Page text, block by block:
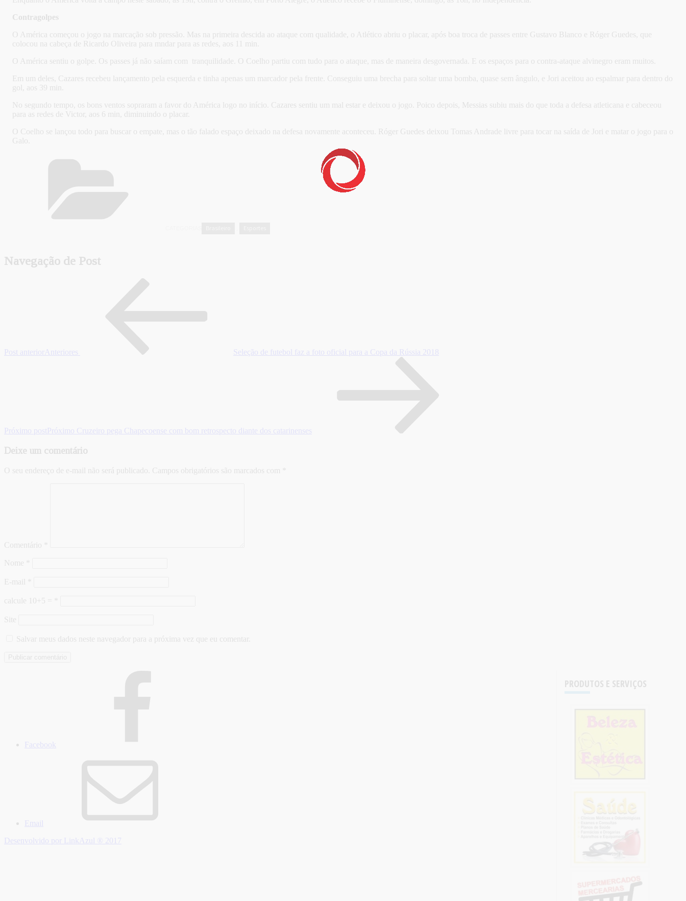
Contragolpes
O América começou o jogo na marcação sob pressão. Mas na primeira descida ao ataque com qualidade, o Atlético abriu o placar, após boa troca de passes entre Gustavo Blanco e Róger Guedes, que
colocou na cabeça de Ricardo Oliveira para mndar para as redes, aos 11 min.
O América sentiu o golpe. Os passes já não saíam com tranquilidade. O Coelho partiu com tudo para o ataque, mas de maneira desgovernada. E os espaços para o contra-ataque alvinegro eram muitos.
Em um deles, Cazares recebeu lançamento pela esquerda e tinha apenas um marcador pela frente. Conseguiu uma brecha para soltar uma bomba, quase sem ângulo, e Jori aceitou ao espalmar para dentro do
gol, aos 39 min.
No segundo tempo, os bons ventos sopraram a favor do América logo no início. Cazares sentiu um mal estar e deixou o jogo. Poico depois, Messias subiu mais do que toda a defesa atleticana e cabeceou
para as redes de Victor, aos 6 min, diminuindo o placar.
O Coelho se lançou todo para buscar o empate, mas o tão falado espaço deixado na defesa novamente aconteceu. Róger Guedes deixou Tomas Andrade livre para tocar na saída de Jori e matar o jogo para o
Galo.
Navegação de Post
Post anterior Anteriores Seleção de futebol faz a foto oficial para a Copa da Rússia 2018
Próximo post Próximo Cruzeiro pega Chapecoense com bom retrospecto diante dos catarinenses
Deixe um comentário
O seu endereço de e-mail não será publicado. Campos obrigatórios são marcados com
Comentário
Nome
E-mail
calcule 10+5 =
Site
Salvar meus dados neste navegador para a próxima vez que eu comentar.
PRODUTOS E SERVIÇOS
Facebook
Email
Desenvolvido por LinkAzul ® 2017